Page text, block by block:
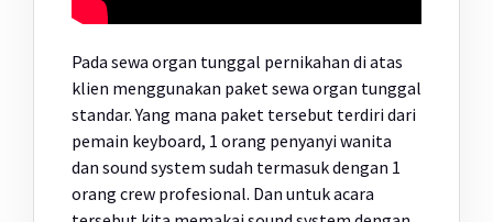
Pada sewa organ tunggal pernikahan di atas
klien menggunakan paket sewa organ tunggal
standar. Yang mana paket tersebut terdiri dari
pemain keyboard, 1 orang penyanyi wanita
dan sound system sudah termasuk dengan 1
orang crew profesional. Dan untuk acara